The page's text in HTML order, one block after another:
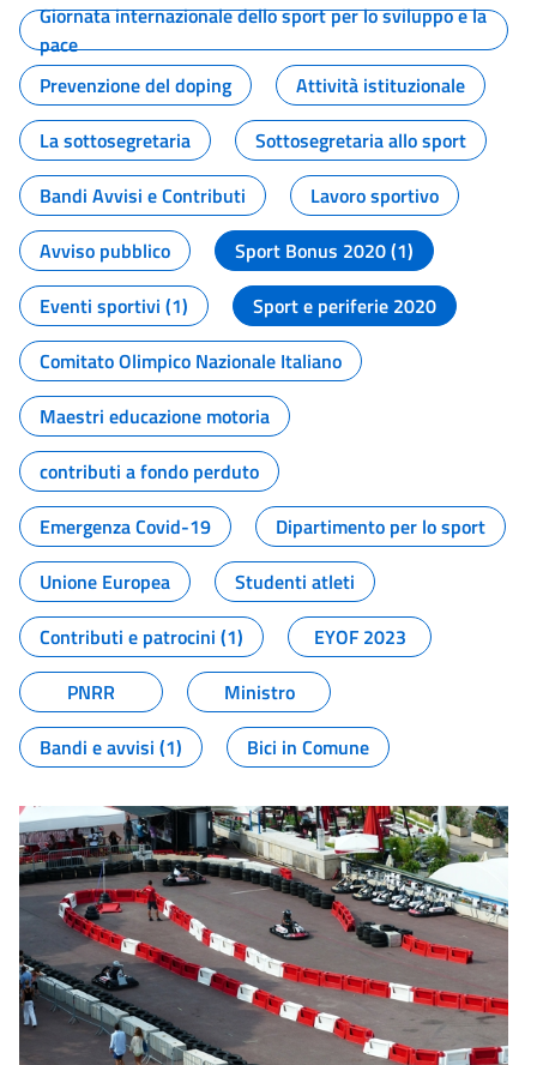
Giornata internazionale dello sport per lo sviluppo e la
pace
Prevenzione del doping
Attività istituzionale
La sottosegretaria
Sottosegretaria allo sport
Bandi Avvisi e Contributi
Lavoro sportivo
Avviso pubblico
Sport Bonus 2020 (1)
Eventi sportivi (1)
Sport e periferie 2020
Comitato Olimpico Nazionale Italiano
Maestri educazione motoria
contributi a fondo perduto
Emergenza Covid-19
Dipartimento per lo sport
Unione Europea
Studenti atleti
Contributi e patrocini (1)
EYOF 2023
PNRR
Ministro
Bandi e avvisi (1)
Bici in Comune